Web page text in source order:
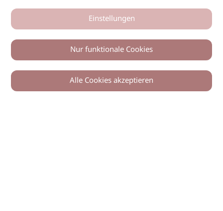
0
Einstellungen
Nur funktionale Cookies
Alle Cookies akzeptieren